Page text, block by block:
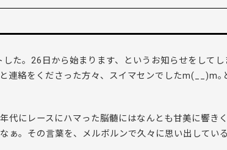
。26日から始まります、というお知らせをしてし
連絡をくださった方々、スイマセンでしたm(__)m｡
にレースにハマった脳髄にはなんとも甘美に響き
ぁ。その言葉を、メルボルンで久々に思い出している